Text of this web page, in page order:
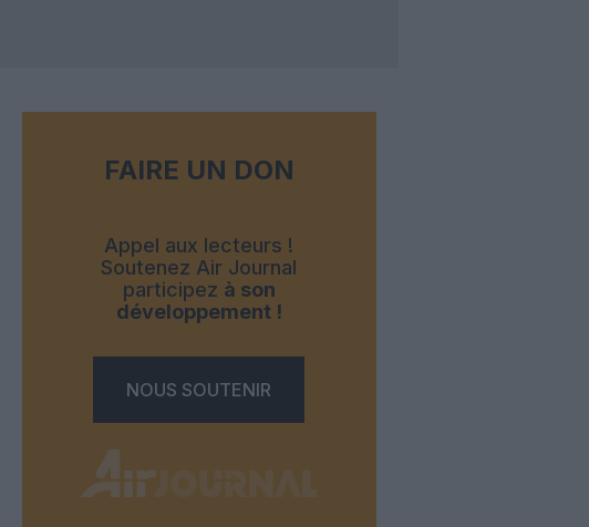
FAIRE UN DON
Appel aux lecteurs !
Soutenez Air Journal
participez à son
développement !
NOUS SOUTENIR